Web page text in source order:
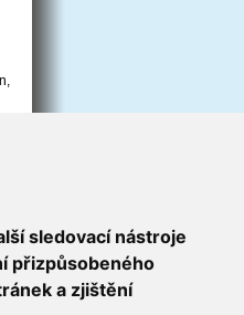
sledovací nástroje
přizpůsobeného
a zjištění